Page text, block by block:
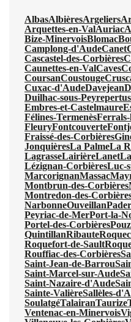
AlbasAlbièresArgeliers
Arquettes-en-ValAuriac
Bize-MinervoisBlomac
Camplong-d'AudeCanet
Cascastel-des-Corbières
Caunettes-en-ValCaves
CoursanCoustouge
Cuxac-d'AudeDavejean
Duilhac-sous-
Embres-et-Castelmaure
Félines-Termenès
FleuryFontcouverte
Fraissé-des-Corbières
JonquièresLa PalmeLa
LagrasseLairièreLanet
Lézignan-CorbièresLuc-
MarcorignanMassac
Montbrun-des-Corbières
Montredon-des-
NarbonneOuveillan
Peyriac-de-MerPort-la-
Portel-des-Corbières
QuintillanRibaute
Roquefort-de-Sault
Rouffiac-des-Corbières
Saint-Jean-de-Barrou
Saint-Marcel-sur-Aude
Saint-Nazaire-d'Aude
Sainte-ValièreSallèles-
SoulatgéTalairanTaurize
Ventenac-en-Minervois